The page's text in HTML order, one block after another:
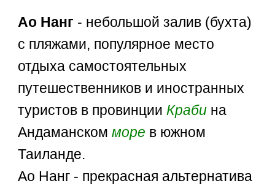
Ао Нанг - небольшой залив (бухта)
с пляжами, популярное место
отдыха самостоятельных
путешественников и иностранных
туристов в провинции Краби на
Андаманскомморе в южном
Таиланде.
Ао Нанг - прекрасная альтернатива